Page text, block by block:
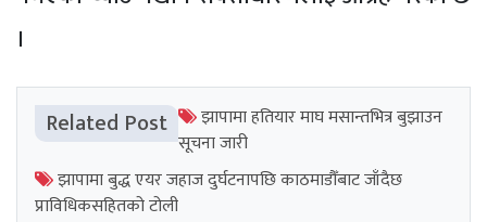
।
Related Post
झापामा हतियार माघ मसान्तभित्र बुझाउन
सूचना जारी
झापामा बुद्ध एयर जहाज दुर्घटनापछि काठमाडौँबाट जाँदैछ
प्राविधिकसहितको टोली